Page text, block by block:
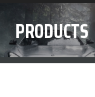
PRODUCTS